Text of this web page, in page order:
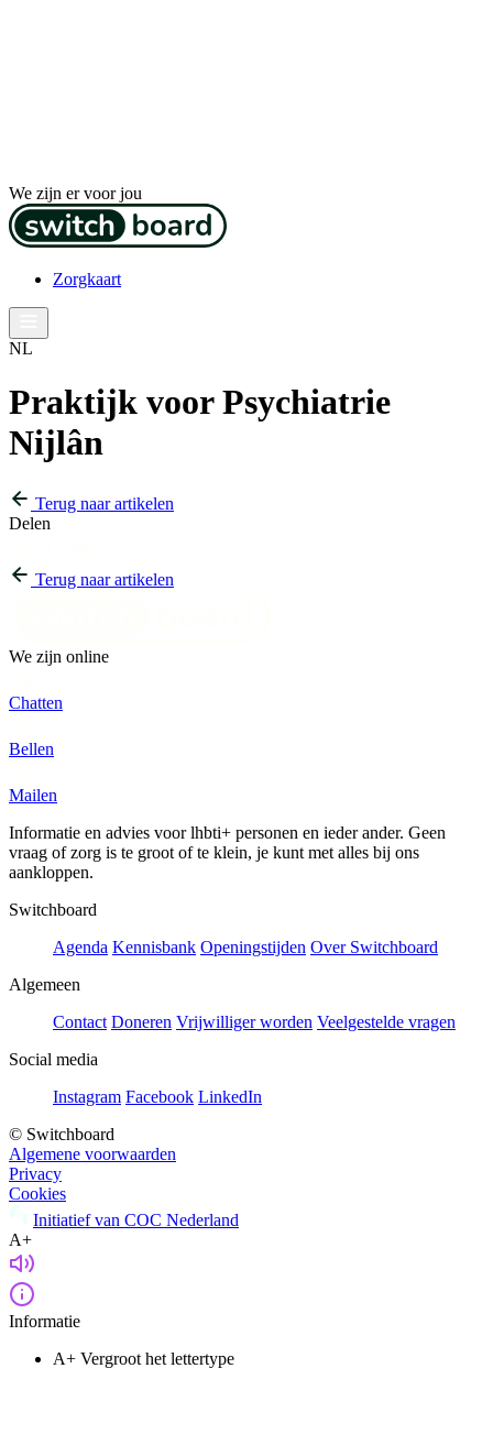
We zijn er voor jou
Zorgkaart
NL
Praktijk voor Psychiatrie
Nijlân
Terug naar artikelen
Delen
Terug naar artikelen
We zijn online
Chatten
Bellen
Mailen
Informatie en advies voor lhbti+ personen en ieder ander. Geen
vraag of zorg is te groot of te klein, je kunt met alles bij ons
aankloppen.
Switchboard
Agenda Kennisbank Openingstijden Over Switchboard
Algemeen
Contact Doneren Vrijwilliger worden Veelgestelde vragen
Social media
Instagram Facebook LinkedIn
© Switchboard
Algemene voorwaarden
Privacy
Cookies
Initiatief van COC Nederland
A+
Informatie
A+ Vergroot het lettertype